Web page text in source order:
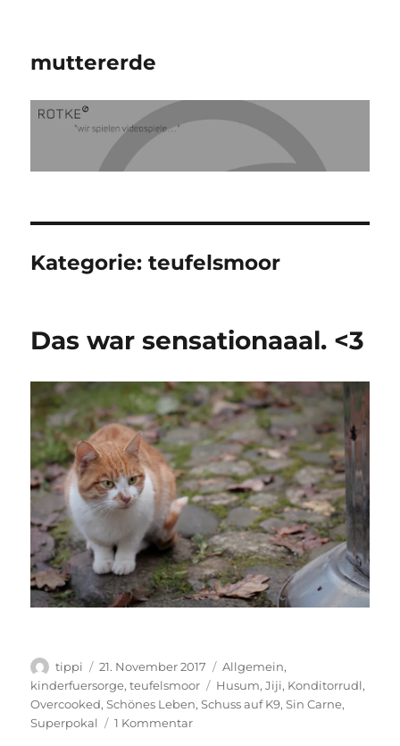
muttererde
Kategorie:teufelsmoor
Das war sensationaaal. <3
Autor
tippi
Veröffentlicht
am
21. November 2017 Kategorien
Allgemein,
kinderfuersorge,teufelsmoor Schlagwörter
Husum,Jiji, Konditorrudl,
Overcooked,Schönes Leben,Schuss auf K9,Sin Carne,
Superpokal
1 Kommentarzu